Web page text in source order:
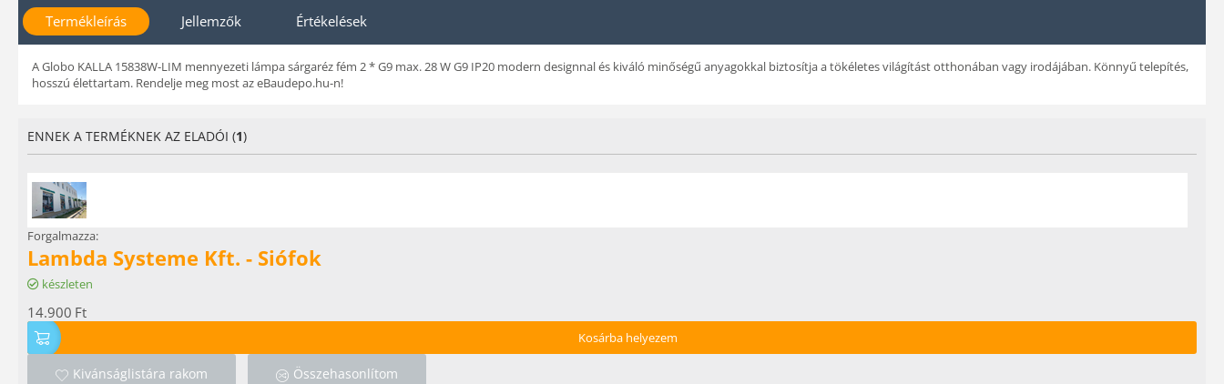
Termékleírás Jellemzők Értékelések
A Globo KALLA 15838W-LIM mennyezeti lámpa sárgaréz fém 2 * G9 max. 28 W G9 IP20 modern designnal és kiváló minőségű anyagokkal biztosítja a tökéletes világítást otthonában vagy irodájában. Könnyű telepítés,
hosszú élettartam. Rendelje meg most az eBaudepo.hu-n!
ENNEK A TERMÉKNEK AZ ELADÓI (1)
Forgalmazza:
Lambda Systeme Kft. - Siófok
készleten
14.900 Ft
Kosárba helyezem
Kivánságlistára rakom Összehasonlítom